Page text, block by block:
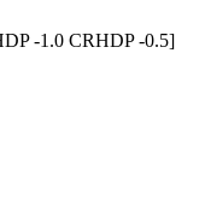
-1.0 CRHDP -0.5]